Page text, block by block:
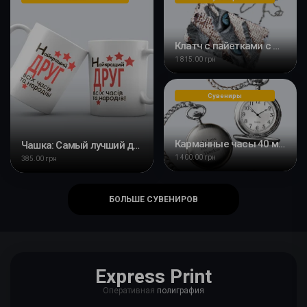
Чашка: Самый лучший друг всех времен и народов
385.00 грн
Клатч с пайетками с Вашим дизайном
1 815.00 грн
Сувениры
Карманные часы 40 мм с именной гравировкой
1 400.00 грн
БОЛЬШЕ СУВЕНИРОВ
Express Print
Оперативная полиграфия